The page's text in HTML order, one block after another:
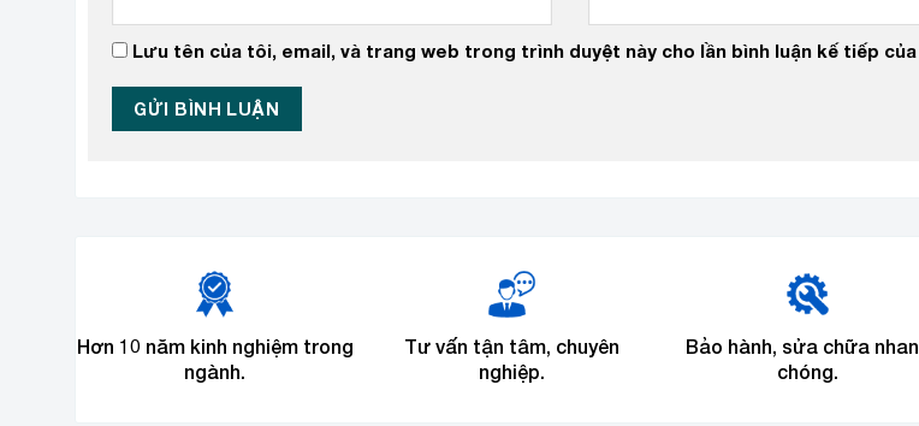
Lưu tên của tôi, email, và trang web trong trình duyệt này cho lần bình luận kế tiếp
Hơn 10 năm kinh nghiệm trong
ngành.
Tư vấn tận tâm, chuyên
nghiệp.
Bảo hành, sửa chữa
chóng.